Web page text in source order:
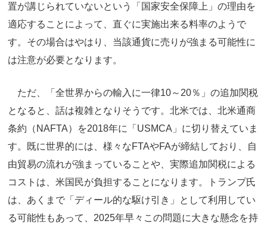
置が講じられていないという「国家安全保障上」の理由を
適応することによって、直ぐに実施出来る料率のようで
す。その場合はやはり、当該通貨に売りが強まる可能性に
は注意が必要となります。
ただ、「全世界からの輸入に一律10～20％」の追加関税
となると、話は複雑となりそうです。北米では、北米通商
条約（NAFTA）を2018年に「USMCA」に切り替えていま
す。既に世界的には、様々なFTAやFAが締結しており、自
由貿易の流れが強まっていることや、実際追加関税による
コストは、米国民が負担することになります。トランプ氏
は、あくまで「ディール的な駆け引き」として利用してい
る可能性もあって、2025年早々この問題に大きな懸念を持